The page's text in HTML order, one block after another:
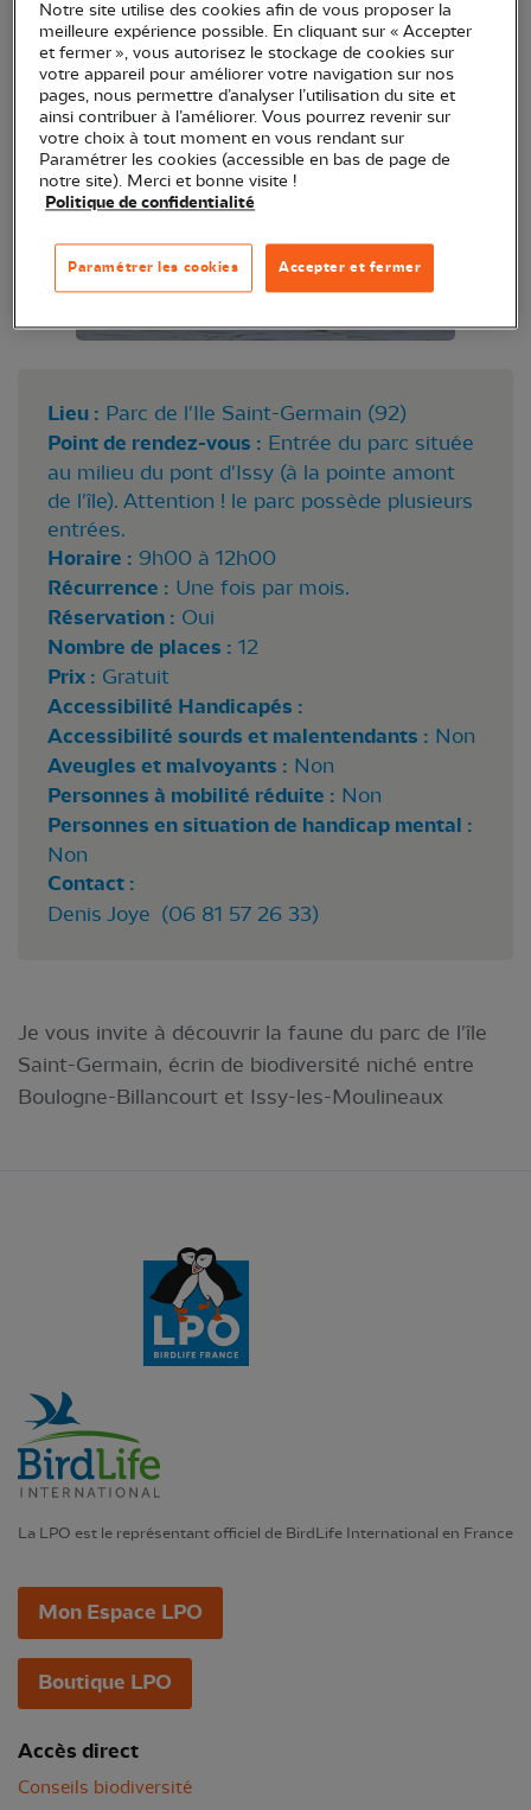
Lieu : Parc de l'Ile Saint-Germain (92)
Point de rendez-vous : Entrée du parc située
au milieu du pont d'Issy (à la pointe amont
de l'île). Attention ! le parc possède plusieurs
entrées.
Horaire : 9h00 à 12h00
Récurrence : Une fois par mois.
Réservation : Oui
Nombre de places : 12
Prix : Gratuit
Accessibilité Handicapés :
Accessibilité sourds et malentendants : Non
Aveugles et malvoyants : Non
Personnes à mobilité réduite : Non
Personnes en situation de handicap mental :
Non
Contact :
Denis Joye (06 81 57 26 33)
Je vous invite à découvrir la faune du parc de l'île
Saint-Germain, écrin de biodiversité niché entre
Boulogne-Billancourt et Issy-les-Moulineaux
La LPO est le représentant officiel de BirdLife International en France
Mon Espace LPO
Boutique LPO
Accès direct
Conseils biodiversité
Notre site utilise des cookies afin de vous proposer la
meilleure expérience possible. En cliquant sur « Accepter
et fermer », vous autorisez le stockage de cookies sur
votre appareil pour améliorer votre navigation sur nos
pages, nous permettre d’analyser l’utilisation du site et
ainsi contribuer à l’améliorer. Vous pourrez revenir sur
votre choix à tout moment en vous rendant sur
Paramétrer les cookies (accessible en bas de page de
notre site). Merci et bonne visite !
Politique de confidentialité
Accepter et fermer
Paramétrer les cookies